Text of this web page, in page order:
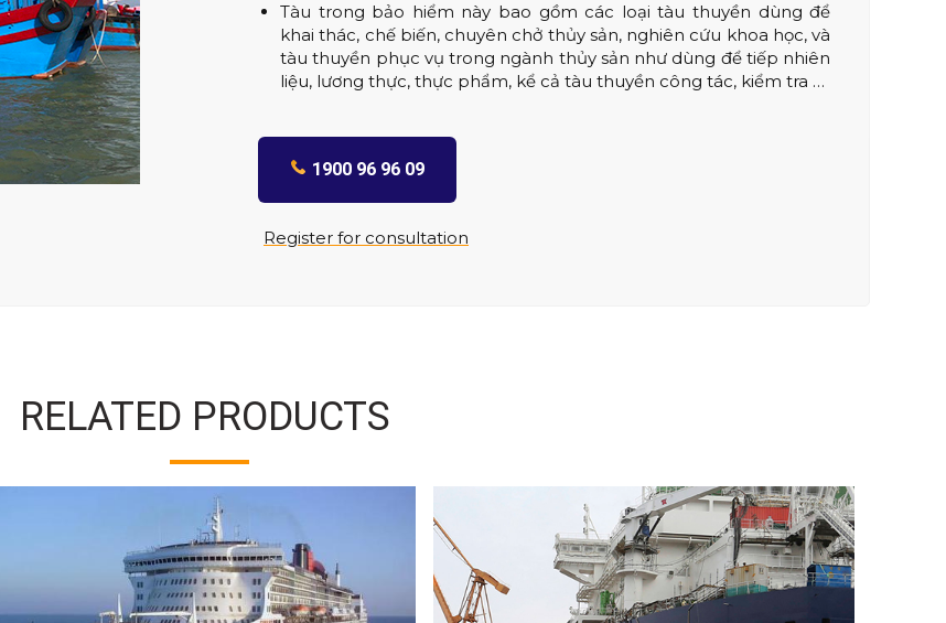
Tàu trong bảo hiểm này bao gồm các loại tàu thuyền dùng để
khai thác, chế biến, chuyên chở thủy sản, nghiên cứu khoa học, và
tàu thuyền phục vụ trong ngành thủy sản như dùng để tiếp nhiên
liệu, lương thực, thực phẩm, kể cả tàu thuyền công tác, kiểm tra …
1900 96 96 09
Register for consultation
RELATED PRODUCTS